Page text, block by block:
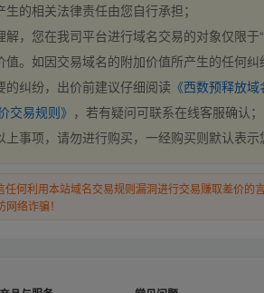
生的相关法律责任由您自行承担；
解，您在我司平台进行域名交易的对象仅限于
值。如因交易域名的附加价值所产生的任何
的纠纷，出价前建议仔细阅读 《西数预释放
交易规则》 ，若有疑问可联系在线客服确认；
上事项，请勿进行购买，一经购买则默认表
任何利用本站域名交易规则漏洞进行交易赚取差价的
络诈骗！